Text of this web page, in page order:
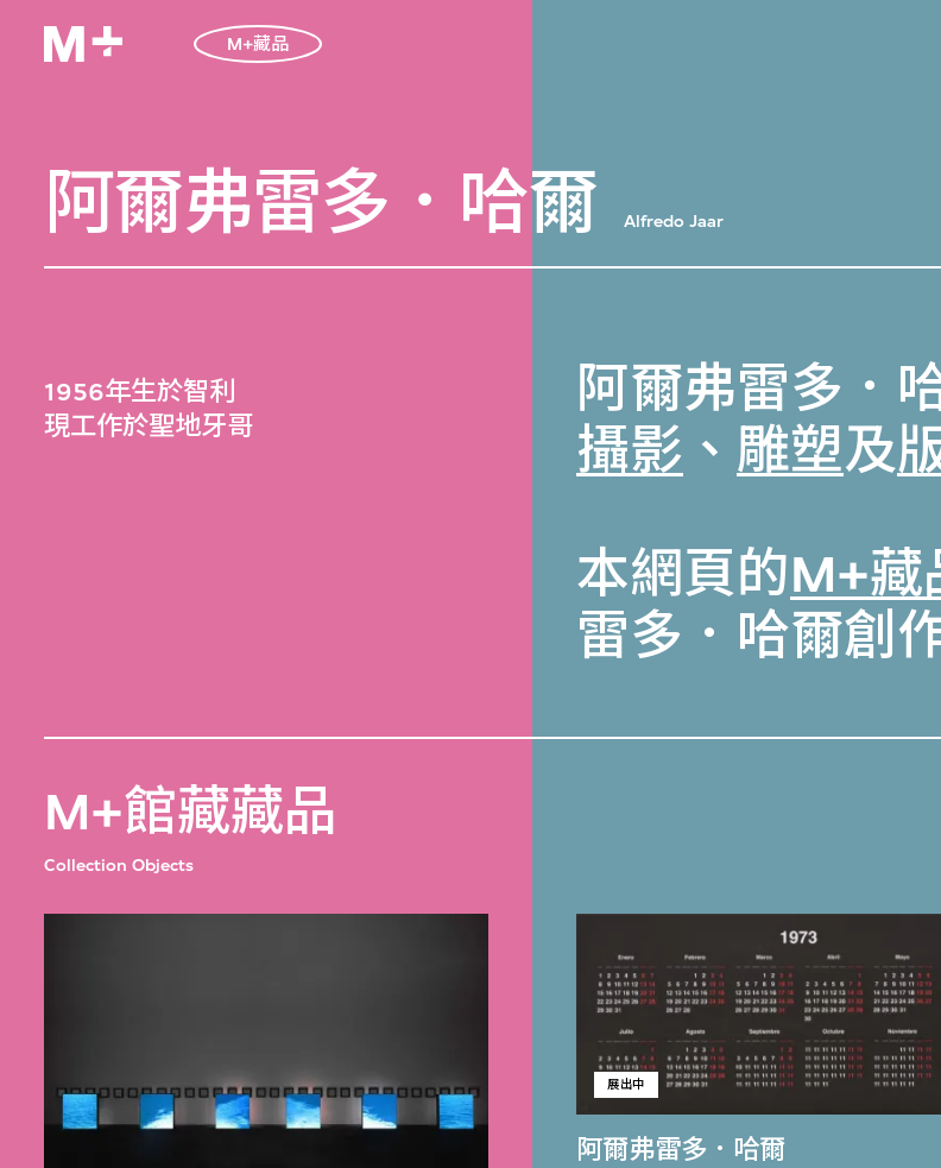
M+藏品
阿爾弗雷多．哈爾 Alfredo Jaar
1956年生於智利
現工作於聖地牙哥
阿爾弗雷多．
攝影 、 雕塑及
本網頁的M+藏
雷多．哈爾創
M+館藏藏品
Collection Objects
阿爾弗雷多．哈爾
展出中